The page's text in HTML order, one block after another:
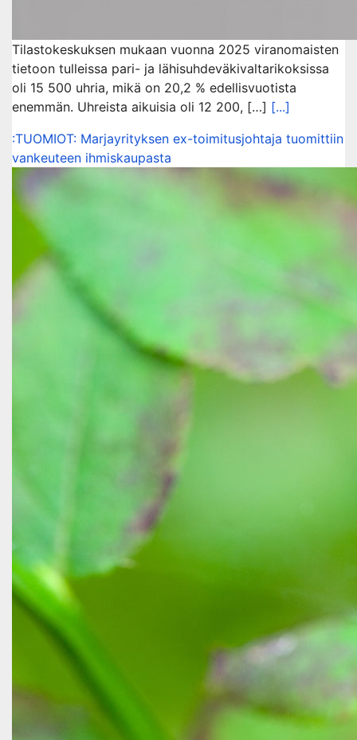
Tilastokeskuksen mukaan vuonna 2025 viranomaisten
tietoon tulleissa pari- ja lähisuhdeväkivaltarikoksissa
oli 15 500 uhria, mikä on 20,2 % edellisvuotista
enemmän. Uhreista aikuisia oli 12 200, […] [...]
:TUOMIOT: Marjayrityksen ex-toimitusjohtaja tuomittiin
vankeuteen ihmiskaupasta